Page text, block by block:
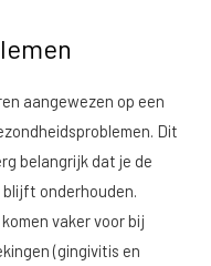
aangewezen op een
Dit
belangrijk dat je de
blijft onderhouden.
vaker voor bij
(gingivitis en